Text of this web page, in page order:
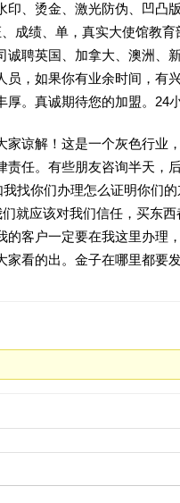
、烫金、激光防伪、凹凸
成绩、单，真实大使馆教育
聘英国、加拿大、澳洲、
员，如果你有业余时间，有
。真诚期待您的加盟。24
家谅解！这是一个灰色行业
责任。有些朋友咨询半天，
我找你们办理怎么证明你们
就应该对我们信任，买东
的客户一定要在我这里办理
家看的出。金子在哪里都要